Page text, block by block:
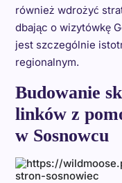
również wdrożyć
dbając o wizytówkę
jest szczególnie
regionalnym.
Budowanie
linków z
w Sosnowcu